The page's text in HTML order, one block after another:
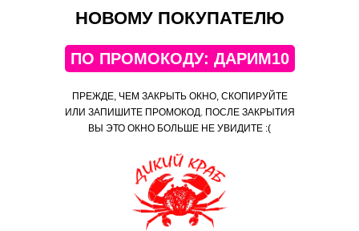
Telegram
Яндекс Коллекции
НОВОМУ ПОКУПАТЕЛЮ
ПО ПРОМОКОДУ: ДАРИМ10
ПРЕЖДЕ, ЧЕМ ЗАКРЫТЬ ОКНО, СКОПИРУЙТЕ
ИЛИ ЗАПИШИТЕ ПРОМОКОД. ПОСЛЕ ЗАКРЫТИЯ
ВЫ ЭТО ОКНО БОЛЬШЕ НЕ УВИДИТЕ :(